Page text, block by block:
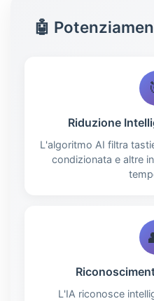
🤖
Riduzione
L'algoritmo AI filtra
condizionata e altre
L'IA riconosce